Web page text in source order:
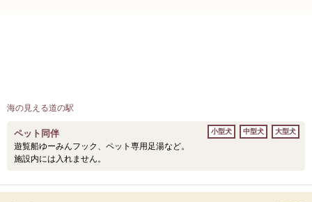
海の見える道の駅
ペット同伴
遊覧船ゆーみんフック、ペット専用足湯など。
施設内には入れません。
小型犬 中型犬 大型犬